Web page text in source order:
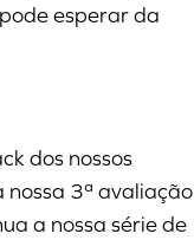
esperar da
dos nossos
3ª avaliação
a nossa série de